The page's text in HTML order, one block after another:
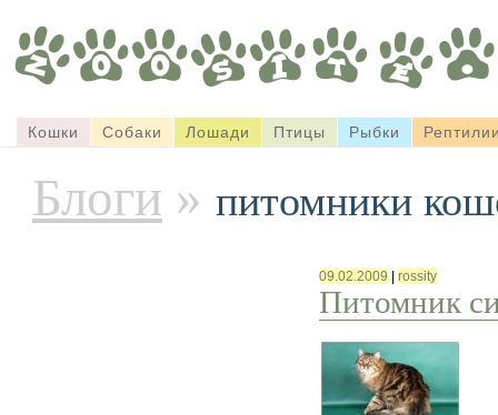
Кошки Собаки Лошади Птицы Рыбки
Блоги » питомники
09.02.2009 |rossity
Питомник